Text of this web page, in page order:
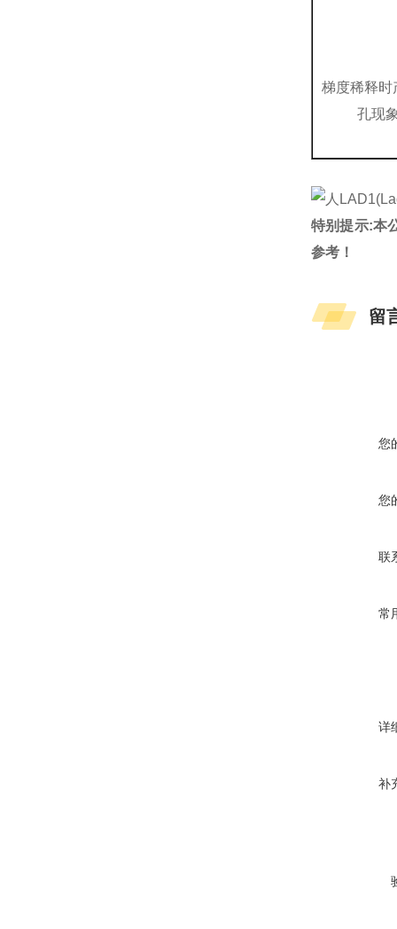
梯度稀释时
孔现
特别提示:本
参考！
留
您
您
联
常
详
补